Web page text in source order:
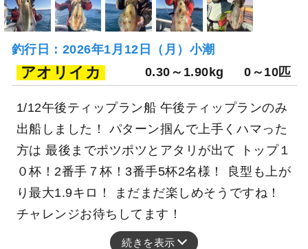
釣行日：2026年1月12日（月）小潮
アオリイカ 0.30～1.90kg 0～10匹
1/12午後ティップラン船 午後ティップランのみ
出船しました！ パターン掴んで上手くハマった
方は 最後までポツポツとアタリが出て トップ１
０杯！2番手７杯！3番手5杯2名様！ 良型も上が
り最大1.9キロ！ まだまだ楽しめそうですね！
チャレンジお待ちしてます！
続きを表示